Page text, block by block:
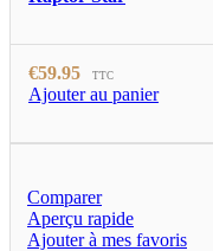
€59.95 TTC
Ajouter au panier
Comparer
Aperçu rapide
Ajouter à mes favoris